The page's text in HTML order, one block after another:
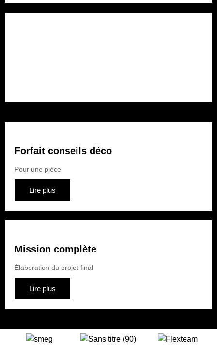
Forfait conseils déco
Pour une pièce
Lire plus
Mission complète
Élaboration du projet final
Lire plus